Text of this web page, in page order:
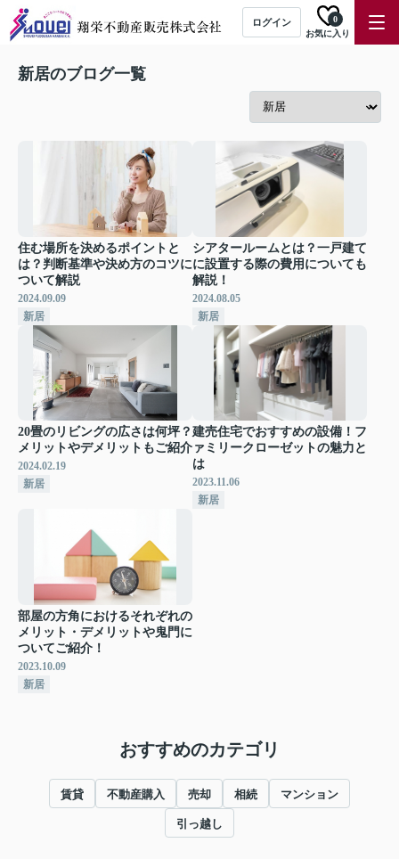
ログイン
お気に入り
0
新居のブログ一覧
住む場所を決めるポイントと
は？判断基準や決め方のコツに
ついて解説
2024.09.09
新居
シアタールームとは？一戸建て
に設置する際の費用についても
解説！
2024.08.05
新居
20畳のリビングの広さは何坪？
メリットやデメリットもご紹介
2024.02.19
新居
建売住宅でおすすめの設備！フ
ァミリークローゼットの魅力と
は
2023.11.06
新居
部屋の方角におけるそれぞれの
メリット・デメリットや鬼門に
ついてご紹介！
2023.10.09
新居
おすすめのカテゴリ
賃貸 不動産購入 売却 相続 マンション
引っ越し